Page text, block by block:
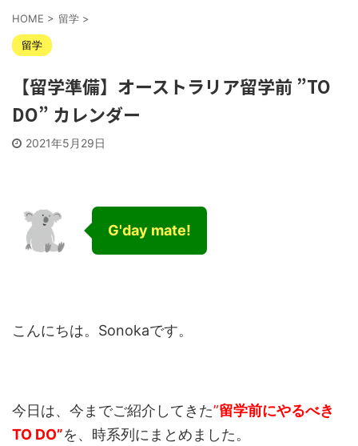
HOME > 留学 >
留学
【留学準備】オーストラリア留学前 ”TO
DO” カレンダー
2021年5月29日
G'day mate!
こんにちは。Sonokaです。
今日は、今までご紹介してきた”留学前にやるべき
TO DO”を、時系列にまとめました。